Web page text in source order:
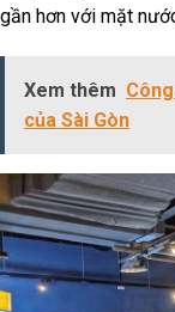
gần hơn với mặt
Xem thêm
của Sài Gòn